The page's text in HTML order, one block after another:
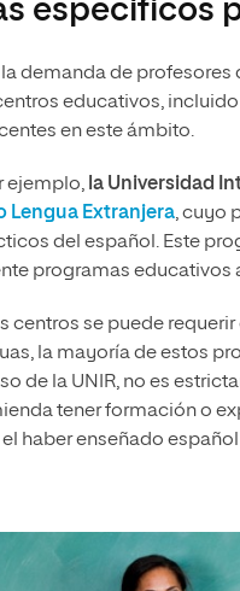
específicos
demanda de profesores
educativos,
en este ámbito.
ejemplo, la Universidad
Lengua Extranjera, cuyo
del español. Este
programas
centros se puede
la mayoría de estos
de la UNIR, no es
tener formación o
haber enseñado